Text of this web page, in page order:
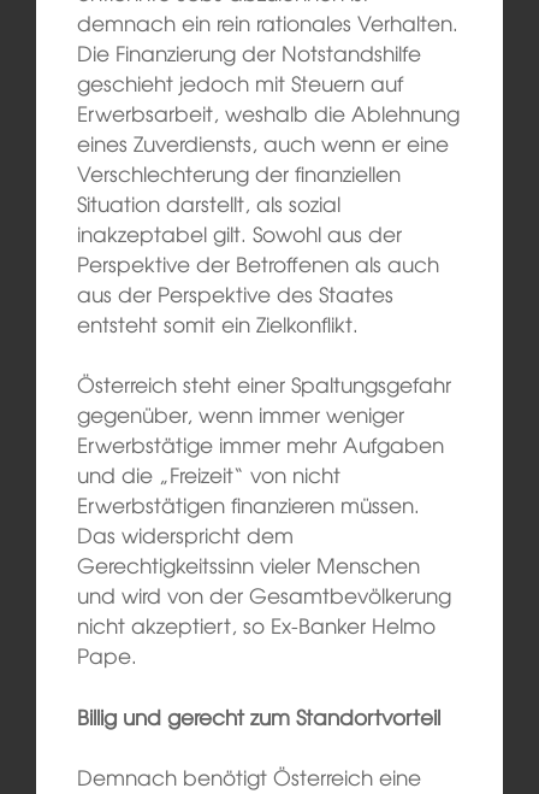
demnach ein rein rationales Verhalten.
Die Finanzierung der Notstandshilfe
geschieht jedoch mit Steuern auf
Erwerbsarbeit, weshalb die Ablehnung
eines Zuverdiensts, auch wenn er eine
Verschlechterung der finanziellen
Situation darstellt, als sozial
inakzeptabel gilt. Sowohl aus der
Perspektive der Betroffenen als auch
aus der Perspektive des Staates
entsteht somit ein Zielkonflikt.
Österreich steht einer Spaltungsgefahr
gegenüber, wenn immer weniger
Erwerbstätige immer mehr Aufgaben
und die „Freizeit“ von nicht
Erwerbstätigen finanzieren müssen.
Das widerspricht dem
Gerechtigkeitssinn vieler Menschen
und wird von der Gesamtbevölkerung
nicht akzeptiert, so Ex-Banker Helmo
Pape.
Billig und gerecht zum Standortvorteil
Demnach benötigt Österreich eine